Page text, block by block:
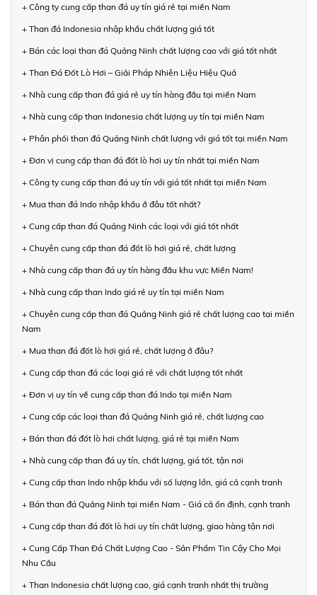
+ Công ty cung cấp than đá uy tín giá rẻ tại miền Nam
+ Than đá Indonesia nhập khẩu chất lượng giá tốt
+ Bán các loại than đá Quảng Ninh chất lượng cao với giá tốt nhất
+ Than Đá Đốt Lò Hơi – Giải Pháp Nhiên Liệu Hiệu Quả
+ Nhà cung cấp than đá giá rẻ uy tín hàng đầu tại miền Nam
+ Nhà cung cấp than Indonesia chất lượng uy tín tại miền Nam
+ Phân phối than đá Quảng Ninh chất lượng với giá tốt tại miền Nam
+ Đơn vị cung cấp than đá đốt lò hơi uy tín nhất tại miền Nam
+ Công ty cung cấp than đá uy tín với giá tốt nhất tại miền Nam
+ Mua than đá Indo nhập khẩu ở đâu tốt nhất?
+ Cung cấp than đá Quảng Ninh các loại với giá tốt nhất
+ Chuyên cung cấp than đá đốt lò hơi giá rẻ, chất lượng
+ Nhà cung cấp than đá uy tín hàng đầu khu vực Miền Nam!
+ Nhà cung cấp than Indo giá rẻ uy tín tại miền Nam
+ Chuyên cung cấp than đá Quảng Ninh giá rẻ chất lượng cao tại miền
Nam
+ Mua than đá đốt lò hơi giá rẻ, chất lượng ở đâu?
+ Cung cấp than đá các loại giá rẻ với chất lượng tốt nhất
+ Đơn vị uy tín về cung cấp than đá Indo tại miền Nam
+ Cung cấp các loại than đá Quảng Ninh giá rẻ, chất lượng cao
+ Bán than đá đốt lò hơi chất lượng, giá rẻ tại miền Nam
+ Nhà cung cấp than đá uy tín, chất lượng, giá tốt, tận nơi
+ Cung cấp than Indo nhập khẩu với số lượng lớn, giá cả cạnh tranh
+ Bán than đá Quảng Ninh tại miền Nam - Giá cả ổn định, cạnh tranh
+ Cung cấp than đá đốt lò hơi uy tín chất lượng, giao hàng tận nơi
+ Cung Cấp Than Đá Chất Lượng Cao - Sản Phẩm Tin Cậy Cho Mọi
Nhu Cầu
+ Than Indonesia chất lượng cao, giá cạnh tranh nhất thị trường